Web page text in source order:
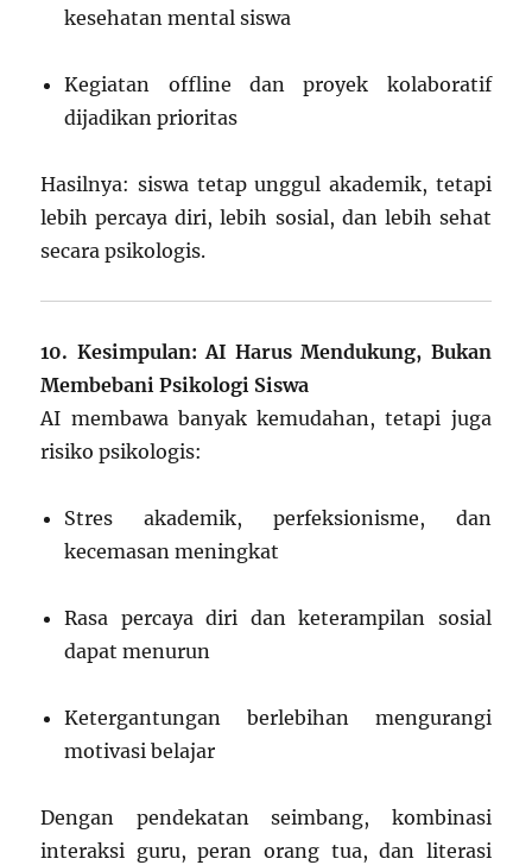
kesehatan mental siswa
Kegiatan offline dan proyek kolaboratif
dijadikan prioritas
Hasilnya: siswa tetap unggul akademik, tetapi
lebih percaya diri, lebih sosial, dan lebih sehat
secara psikologis.
10. Kesimpulan: AI Harus Mendukung, Bukan
Membebani Psikologi Siswa
AI membawa banyak kemudahan, tetapi juga
risiko psikologis:
Stres akademik, perfeksionisme, dan
kecemasan meningkat
Rasa percaya diri dan keterampilan sosial
dapat menurun
Ketergantungan berlebihan mengurangi
motivasi belajar
Dengan pendekatan seimbang, kombinasi
interaksi guru, peran orang tua, dan literasi